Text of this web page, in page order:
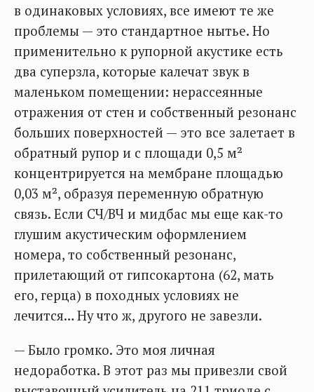
в одинаковых условиях, все имеют те же
проблемы — это стандартное нытье. Но
применительно к рупорной акустике есть
два суперзла, которые калечат звук в
маленьком помещении: нерассеянные
отражения от стен и собственный резонанс
больших поверхностей — это все залетает в
обратный рупор и с площади 0,5 м²
концентрируется на мембране площадью
0,03 м², образуя переменную обратную
связь. Если СЧ/ВЧ и мидбас мы еще как-то
глушим акустическим оформлением
номера, то собственный резонанс,
прилетающий от гипсокартона (62, мать
его, герца) в походных условиях не
лечится… Ну что ж, другого не завезли.
— Было громко. Это моя личная
недоработка. В этот раз мы привезли свой